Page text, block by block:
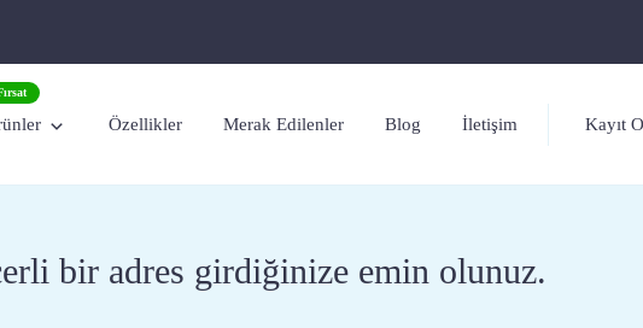
Özellikler Merak Edilenler Blog İletişim Kayıt
bir adres girdiğinize emin olunuz.